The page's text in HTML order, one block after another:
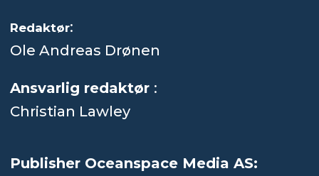
Redaktør:
Ole Andreas Drønen
Ansvarlig redaktør :
Christian Lawley
Publisher Oceanspace Media AS: